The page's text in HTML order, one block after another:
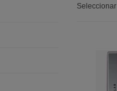
Seleccionar